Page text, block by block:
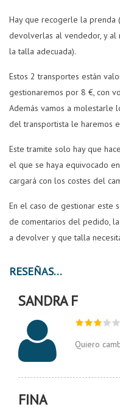
Hay que recogerle la prenda
devolverlas al vendedor, y al
la talla adecuada).
Estos 2 transportes están
gestionaremos por 8 €, con
Además vamos a molestarle
del transportista le haremos
Este tramite solo hay que
el que se haya equivocado
cargará con los costes del
En el caso de gestionar este
de comentarios del pedido,
a devolver y que talla
RESEÑAS
SANDRA F
Quiero
FINA